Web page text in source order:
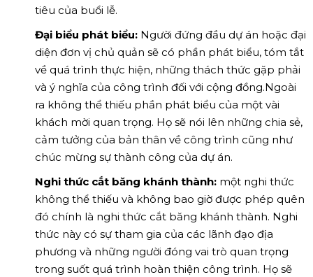
tiêu của buổi lễ.
Đại biểu phát biểu: Người đứng đầu dự án hoặc đại
diện đơn vị chủ quản sẽ có phần phát biểu, tóm tắt
về quá trình thực hiện, những thách thức gặp phải
và ý nghĩa của công trình đối với cộng đồng.Ngoài
ra không thể thiếu phần phát biểu của một vài
khách mời quan trọng. Họ sẽ nói lên những chia sẻ,
cảm tưởng của bản thân về công trình cũng như
chúc mừng sự thành công của dự án.
Nghi thức cắt băng khánh thành: một nghi thức
không thể thiếu và không bao giờ được phép quên
đó chính là nghi thức cắt băng khánh thành. Nghi
thức này có sự tham gia của các lãnh đạo địa
phương và những người đóng vai trò quan trọng
trong suốt quá trình hoàn thiện công trình. Họ sẽ